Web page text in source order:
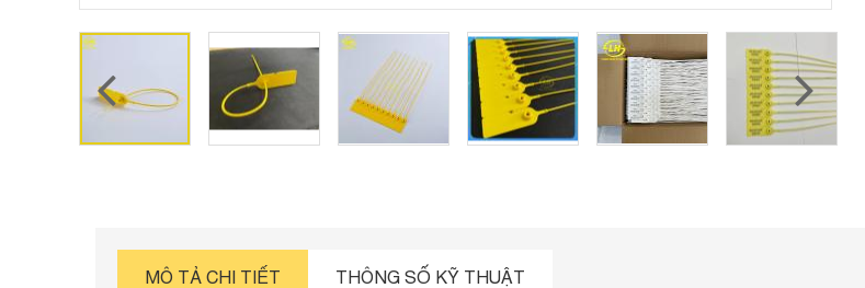
MÔ TẢ CHI TIẾT THÔNG SỐ KỸ THUẬT